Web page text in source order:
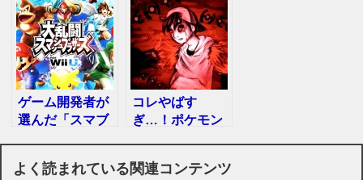
ンは存在した
数々…
ゲーム開発者が
選んだ「スマブ
グ！
コレやばす
ぎ…！ポケモン
選】
よく読まれている関連コンテンツ